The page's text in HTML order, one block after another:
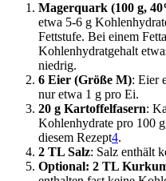
Magerquark (100 g,
etwa 5-6 g
Fettstufe. Bei einem
Kohlenhydratgehalt
niedrig.
6 Eier (Größe M): Eier
nur etwa 1 g pro Ei.
20 g Kartoffelfasern:
Kohlenhydrate pro 100
diesem Rezept4.
2 TL Salz: Salz enthält
Optional: 2 TL